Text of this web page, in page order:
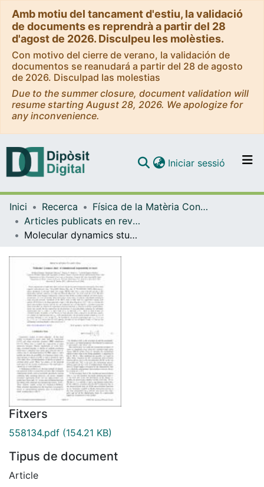
Amb motiu del tancament d'estiu, la validació
de documents es reprendrà a partir del 28
d'agost de 2026. Disculpeu les molèsties.
Con motivo del cierre de verano, la validación de
documentos se reanudará a partir del 28 de agosto
de 2026. Disculpad las molestias
Due to the summer closure, document validation will
resume starting August 28, 2026. We apologize for
any inconvenience.
Navega per tot el DD
Iniciar sessió (current)
Inici Recerca
Física de la Matèria Condensada
Articles publicats en revistes (Física de la Matèria Condensada)
Molecular dynamics study of orientational cooperativity in water
Fitxers
558134.pdf (154.21 KB)
Tipus de document
Article